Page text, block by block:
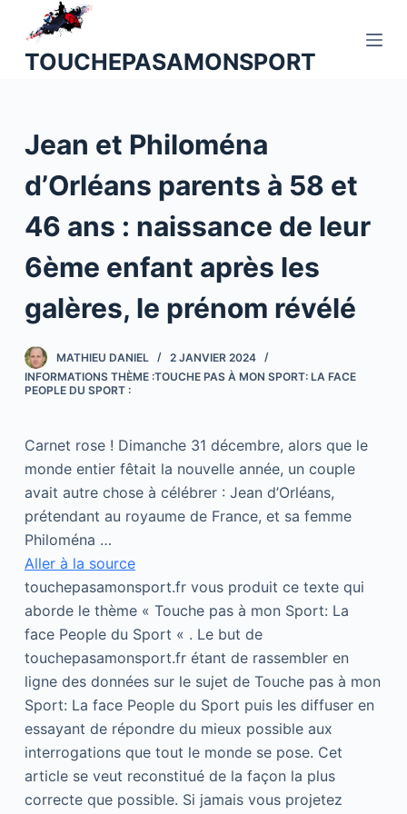
u
o
e
u
TOUCHEPASAMONSPORT
Jean et Philoména
d’Orléans parents à 58 et
46 ans : naissance de leur
6ème enfant après les
galères, le prénom révélé
MATHIEU DANIEL
2 JANVIER 2024
INFORMATIONS THÈME :TOUCHE PAS À MON SPORT: LA FACE
PEOPLE DU SPORT :
Carnet rose ! Dimanche 31 décembre, alors que le
monde entier fêtait la nouvelle année, un couple
avait autre chose à célébrer : Jean d’Orléans,
prétendant au royaume de France, et sa femme
Philoména …
Aller à la source
touchepasamonsport.fr vous produit ce texte qui
aborde le thème « Touche pas à mon Sport: La
face People du Sport « . Le but de
touchepasamonsport.fr étant de rassembler en
ligne des données sur le sujet de Touche pas à mon
Sport: La face People du Sport puis les diffuser en
essayant de répondre du mieux possible aux
interrogations que tout le monde se pose. Cet
article se veut reconstitué de la façon la plus
correcte que possible. Si jamais vous projetez